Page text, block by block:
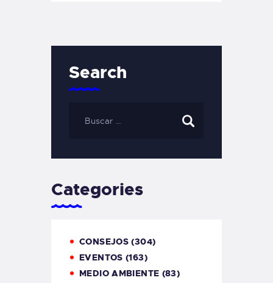
Search
Categories
CONSEJOS (304)
EVENTOS (163)
MEDIO AMBIENTE (83)